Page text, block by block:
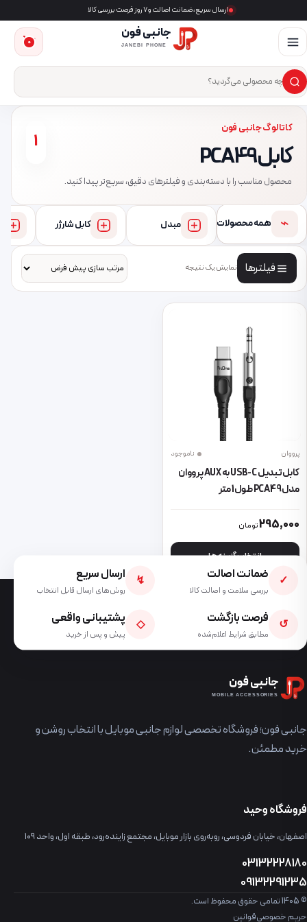
ارسال سریع، ضمانت اصالت و ۷ روز فرصت بررسی کالا
جانبی فون
JANEBI PHONE
جست‌وجوی محصول
×
0
کاتالوگ جانبی فون
کابل PCA49
محصول مناسب را با دسته‌بندی و فیلترهای دقیق، سریع‌تر پیدا کنید.
1
⌁ همه محصولات مبدل کابل شارژر
فیلترها نمایش یک نتیجه
پرووان ناموجود
کابل تبدیل USB-C به AUX پرووان
مدل PCA49 طول 1 متر
295,000تومان
انتخاب گزینه ها
این محصول دارای انواع مختلفی می باشد. گزینه ها ممکن است در
✓ ضمانت اصالت
بررسی سلامت و اصالت کالا
↯ ارسال سریع
روش‌های ارسال قابل انتخاب
↺ فرصت بازگشت
مطابق شرایط اعلام‌شده
◇ پشتیبانی واقعی
پیش و پس از خرید
جانبی فون
MOBILE ACCESSORIES
جانبی فون؛ فروشگاه تخصصی لوازم جانبی موبایل با انتخاب روشن و
خرید مطمئن.
فروشگاه وحید
اصفهان، خیابان فردوسی، روبه‌روی بازار موبایل، مجتمع زاینده‌رود، طبقه اول، واحد ۱۰۹
03132228180
09132291235
© 1405 تمامی حقوق محفوظ است.
حریم خصوصیقوانین